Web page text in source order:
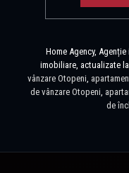
Home Agency,
imobiliare, actualizate
vânzare Otopeni
de vânzare Otopeni
de